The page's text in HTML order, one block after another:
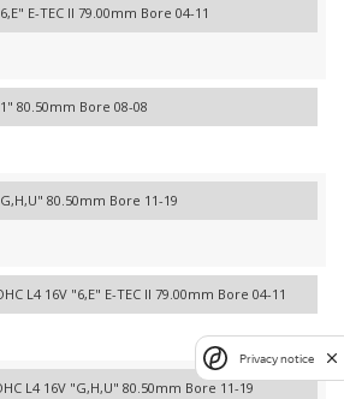
E-TEC II 79.00mm Bore 04-11
80.50mm Bore 08-08
80.50mm Bore 11-19
L4 16V "6,E" E-TEC II 79.00mm Bore 04-11
L4 16V "G,H,U" 80.50mm Bore 11-19
Privacy notice